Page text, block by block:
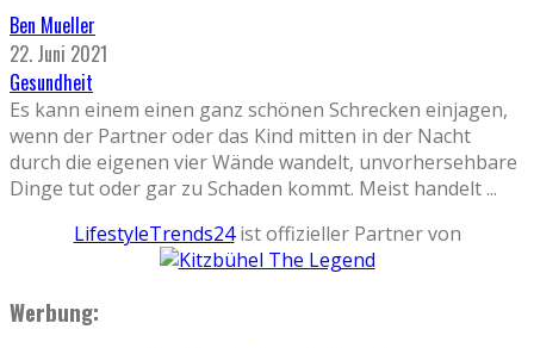
Ben Mueller
22. Juni 2021
Gesundheit
Es kann einem einen ganz schönen Schrecken einjagen,
wenn der Partner oder das Kind mitten in der Nacht
durch die eigenen vier Wände wandelt, unvorhersehbare
Dinge tut oder gar zu Schaden kommt. Meist handelt...
LifestyleTrends24ist offizieller Partner von
Werbung: